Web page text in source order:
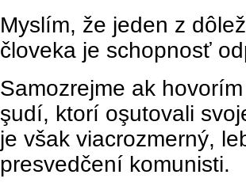
Myslím, že jeden z
človeka je schopnosť
Samozrejme ak
şudí, ktorí oşutovali
je však viacrozmerný,
presvedčení komunisti.